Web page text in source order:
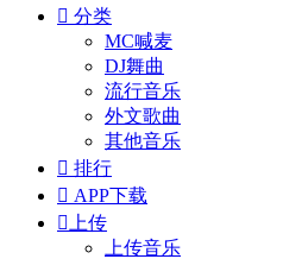
 分类
MC喊麦
DJ舞曲
流行音乐
外文歌曲
其他音乐
 排行
 APP下载
 上传
上传音乐